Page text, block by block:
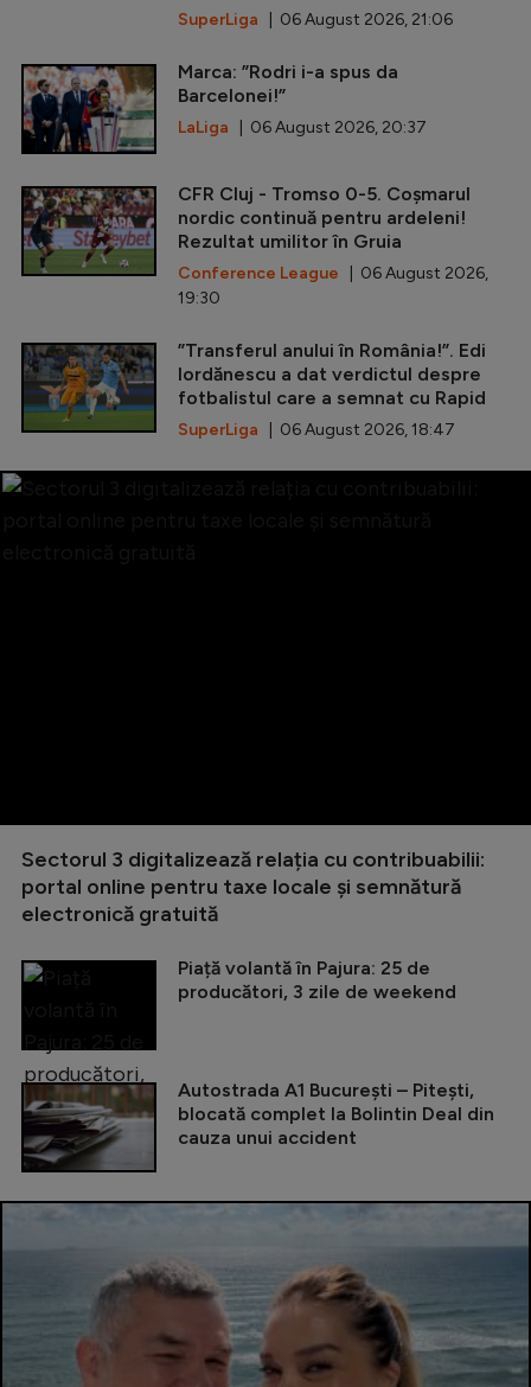
SuperLiga | 06 August 2026, 21:06
Marca: ”Rodri i-a spus da
Barcelonei!”
LaLiga | 06 August 2026, 20:37
CFR Cluj - Tromso 0-5. Coșmarul
nordic continuă pentru ardeleni!
Rezultat umilitor în Gruia
Conference League | 06 August 2026,
19:30
”Transferul anului în România!”. Edi
Iordănescu a dat verdictul despre
fotbalistul care a semnat cu Rapid
SuperLiga | 06 August 2026, 18:47
Sectorul 3 digitalizează relația cu contribuabilii:
portal online pentru taxe locale și semnătură
electronică gratuită
Piață volantă în Pajura: 25 de
producători, 3 zile de weekend
Autostrada A1 București – Pitești,
blocată complet la Bolintin Deal din
cauza unui accident